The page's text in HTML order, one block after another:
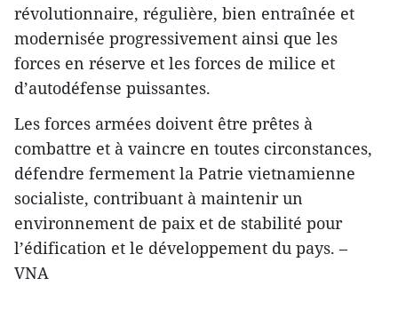
révolutionnaire, régulière, bien entraînée et
modernisée progressivement ainsi que les
forces en réserve et les forces de milice et
d’autodéfense puissantes.
Les forces armées doivent être prêtes à
combattre et à vaincre en toutes circonstances,
défendre fermement la Patrie vietnamienne
socialiste, contribuant à maintenir un
environnement de paix et de stabilité pour
l’édification et le développement du pays. –
VNA